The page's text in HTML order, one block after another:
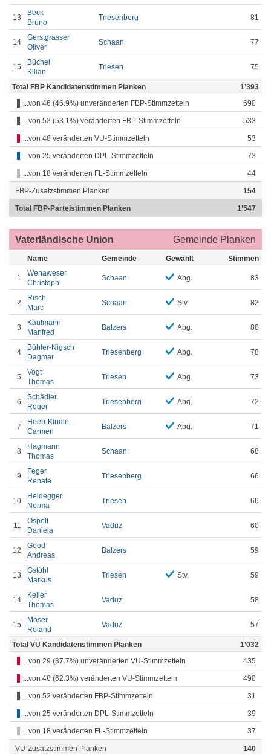
13
Beck
Bruno
Triesenberg 81
14
Gerstgrasser
Oliver
Schaan 77
15
Büchel
Kilian
Triesen 75
Total FBP Kandidatenstimmen Planken
1’393
...von 46 (46.9%) unveränderten FBP-Stimmzetteln
690
...von 52 (53.1%) veränderten FBP-Stimmzetteln 533
...von 48 veränderten VU-Stimmzetteln 53
...von 25 veränderten DPL-Stimmzetteln 73
...von 18 veränderten FL-Stimmzetteln 44
FBP-Zusatzstimmen Planken 154
Total FBP-Parteistimmen Planken 1’547
Vaterländische Union Gemeinde Planken
Name Gemeinde Gewählt Stimmen
1
Wenaweser
Christoph
Schaan Abg. 83
2
Risch
Marc
Schaan Stv. 82
3
Kaufmann
Manfred
Balzers Abg. 80
4
Bühler-Nigsch
Dagmar
Triesenberg Abg. 78
5
Vogt
Thomas
Triesen Abg. 73
6
Schädler
Roger
Triesenberg Abg. 72
7
Heeb-Kindle
Carmen
Balzers Abg. 71
8
Hagmann
Thomas
Schaan 68
9
Feger
Renate
Triesenberg 66
10
Heidegger
Norma
Triesen 66
11
Ospelt
Daniela
Vaduz 60
12
Good
Andreas
Balzers 59
13
Gstöhl
Markus
Triesen Stv. 59
14
Keller
Thomas
Vaduz 58
15
Moser
Roland
Vaduz 57
Total VU Kandidatenstimmen Planken
1’032
...von 29 (37.7%) unveränderten VU-Stimmzetteln
435
...von 48 (62.3%) veränderten VU-Stimmzetteln 490
...von 52 veränderten FBP-Stimmzetteln 31
...von 25 veränderten DPL-Stimmzetteln 39
...von 18 veränderten FL-Stimmzetteln 37
VU-Zusatzstimmen Planken 140